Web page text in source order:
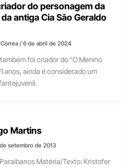
do personagem da
antiga Cia São Geraldo
Correa/6 de abril de 2024
foi criador do “O Menino
anos, ainda é considerado um
Martins
setembro de 2013
Matéria/Texto: Kristofer